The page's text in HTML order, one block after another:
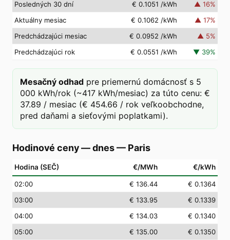
Posledných 30 dní
€ 0.1051 /kWh ▲ 16%
Aktuálny mesiac
€ 0.1062 /kWh ▲ 17%
Predchádzajúci mesiac
€ 0.0952 /kWh ▲ 5%
Predchádzajúci rok
€ 0.0551 /kWh ▼ 39%
Mesačný odhad pre priemernú domácnosť s 5
000 kWh/rok (~417 kWh/mesiac) za túto cenu: €
37.89 / mesiac (€ 454.66 / rok veľkoobchodne,
pred daňami a sieťovými poplatkami).
Hodinové ceny — dnes— Paris
Hodina (SEČ) €/MWh €/kWh
02:00 € 136.44
€ 0.1364
03:00 € 133.95
€ 0.1339
04:00 € 134.03
€ 0.1340
05:00 € 135.00
€ 0.1350